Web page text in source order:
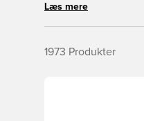
Du finder alt fra en
Læs mere
1973 Produkter